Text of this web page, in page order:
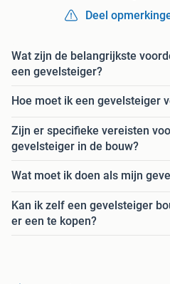
Deel
Wat zijn de belangrijkste
een gevelsteiger?
Hoe moet ik een gevelsteiger
Zijn er specifieke vereisten
gevelsteiger in de bouw?
Wat moet ik doen als mijn
Kan ik zelf een gevelsteiger
er een te kopen?